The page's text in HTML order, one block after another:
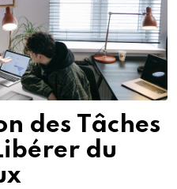
des Tâches
du